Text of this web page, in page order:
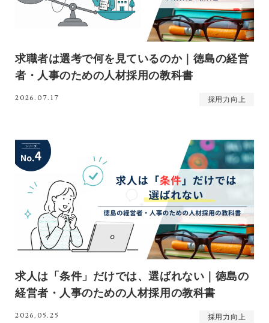
求職者は選考で何を見ているのか｜徳島の経営
者・人事のための人材採用の教科書
2026.07.17 採用力向上
求人は「条件」だけでは、選ばれない｜徳島の
経営者・人事のための人材採用の教科書
2026.05.25 採用力向上